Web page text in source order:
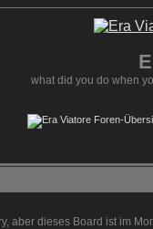
what did you do when
aber dieses Board ist im